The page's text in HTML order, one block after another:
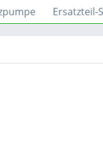
Ersatzteil-